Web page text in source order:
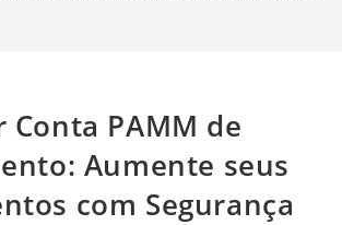
Conta PAMM de
Aumente seus
com Segurança